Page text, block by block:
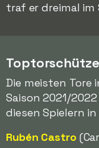
traf er dreimal im
Die meisten Tore
Saison 2021/
diesen Spielern
Rubén Castro